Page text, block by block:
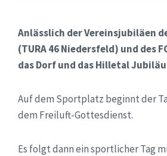
Anlässlich der Vereinsjubiläen
(TURA 46 Niedersfeld) und des
das Dorf und das Hilletal
Auf dem Sportplatz beginnt der
dem Freiluft-Gottesdienst.
Es folgt dann ein sportlicher Tag